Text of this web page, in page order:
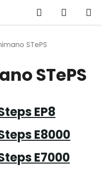
Hledat
KOŠÍK
STePS
STePS
EP8
E8000
E7000